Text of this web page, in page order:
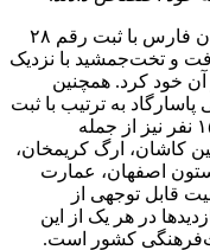
مجموعه فرهنگی تاریخی حافظیه در استان فارس با ثبت رقم ۲۸
گرفت و تخت‌جمشید با نزدیک
را از آن خود کرد. همچنین
به ترتیب با ثبت
آمار بازدید ۱۷ هزار و ۸۶۴ و ۱۲ هزار و ۱۵۳ نفر نیز از جمله
کاشان، ارگ کریمخان،
اصفهان، عمارت
قابل توجهی از
در هر یک از این
کشور است.